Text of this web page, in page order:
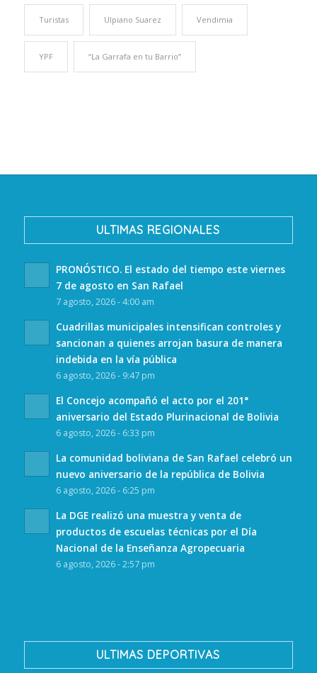
Turistas Ulpiano Suarez Vendimia
YPF “La Garrafa en tu Barrio”
ULTIMAS REGIONALES
PRONÓSTICO. El estado del tiempo este viernes
7 de agosto en San Rafael
7 agosto, 2026 - 4:00 am
Cuadrillas municipales intensifican controles y
sancionan a quienes arrojan basura de manera
indebida en la vía pública
6 agosto, 2026 - 9:47 pm
El Concejo acompañó el acto por el 201°
aniversario del Estado Plurinacional de Bolivia
6 agosto, 2026 - 6:33 pm
La comunidad boliviana de San Rafael celebró un
nuevo aniversario de la república de Bolivia
6 agosto, 2026 - 6:25 pm
La DGE realizó una muestra y venta de
productos de escuelas técnicas por el Día
Nacional de la Enseñanza Agropecuaria
6 agosto, 2026 - 2:57 pm
ULTIMAS DEPORTIVAS